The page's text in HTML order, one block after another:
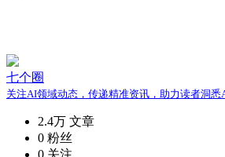
七个圈
关注AI领域动态，传递精准资讯，助力读者洞悉
2.4万 文章
0 粉丝